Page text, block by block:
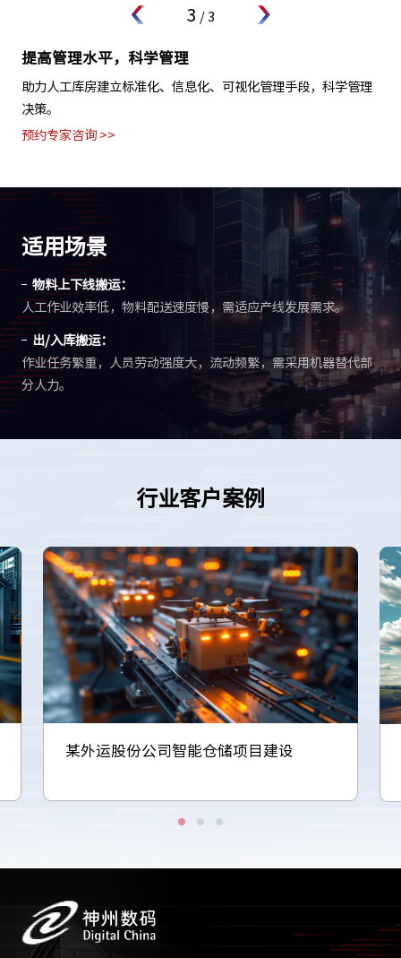
3 / 3
提高管理水平，科学管理
助力人工库房建立标准化、信息化、可视化管理手段，科学管理
决策。
预约专家咨询 >>
适用场景
物料上下线搬运：
人工作业效率低，物料配送速度慢，需适应产线发展需求。
出/入库搬运：
作业任务繁重，人员劳动强度大，流动频繁，需采用机器替代部
分人力。
行业客户案例
某外运股份公司智能仓储项目建设